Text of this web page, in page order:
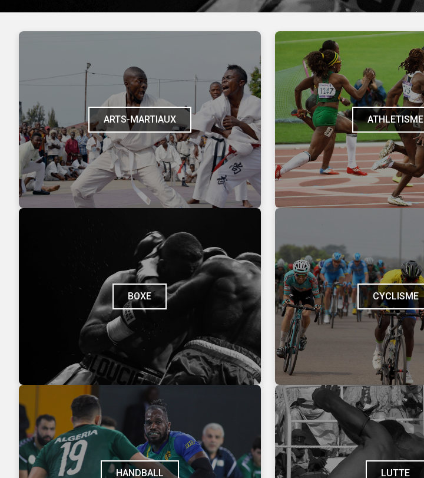
ARTS-MARTIAUX ATHLETISME
BOXE CYCLISME
HANDBALL LUTTE